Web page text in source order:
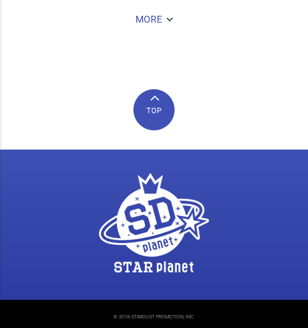
MORE
TOP
© 2018 STARDUST PROMOTION, INC.